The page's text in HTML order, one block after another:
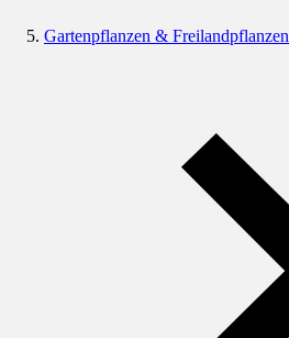
Gartenpflanzen & Freilandpflanzen